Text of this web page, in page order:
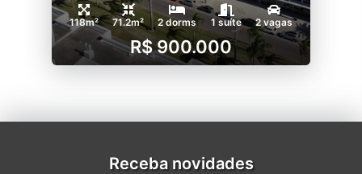
118m² 71.2m² 2 dorms 1 suíte 2 vagas
R$ 900.000
Receba novidades